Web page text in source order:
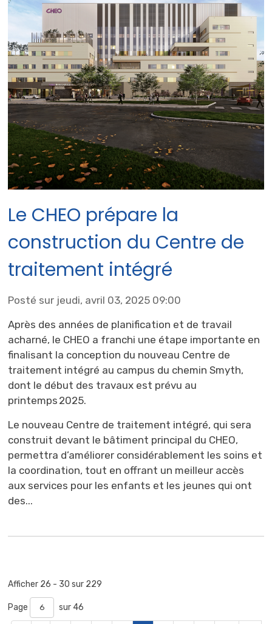
Le CHEO prépare la
construction du Centre de
traitement intégré
Posté sur jeudi, avril 03, 2025 09:00
Après des années de planification et de travail
acharné, le CHEO a franchi une étape importante en
finalisant la conception du nouveau Centre de
traitement intégré au campus du chemin Smyth,
dont le début des travaux est prévu au
printemps 2025.
Le nouveau Centre de traitement intégré, qui sera
construit devant le bâtiment principal du CHEO,
permettra d’améliorer considérablement les soins et
la coordination, tout en offrant un meilleur accès
aux services pour les enfants et les jeunes qui ont
des...
Afficher 26 - 30 sur 229
Page sur 46